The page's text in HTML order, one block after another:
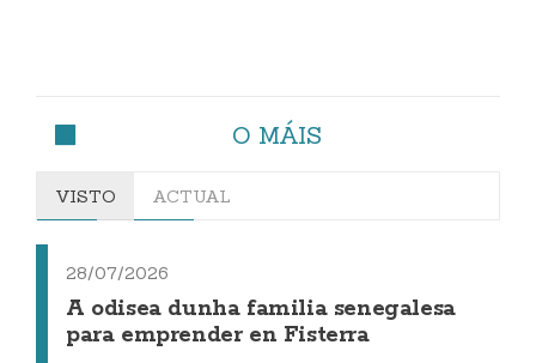
O MÁIS
VISTO ACTUAL
28/07/2026
A odisea dunha familia senegalesa
para emprender en Fisterra